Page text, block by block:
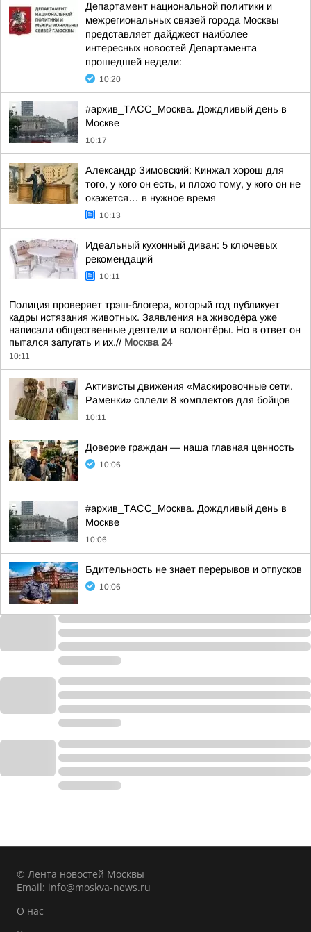
Департамент национальной политики и
межрегиональных связей города Москвы
представляет дайджест наиболее
интересных новостей Департамента
прошедшей недели:
10:20
#архив_ТАСС_Москва. Дождливый день в
Москве
10:17
Александр Зимовский: Кинжал хорош для
того, у кого он есть, и плохо тому, у кого он не
окажется… в нужное время
10:13
Идеальный кухонный диван: 5 ключевых
рекомендаций
10:11
Полиция проверяет трэш-блогера, который год публикует
кадры истязания животных. Заявления на живодёра уже
написали общественные деятели и волонтёры. Но в ответ он
пытался запугать и их.// Москва 24
10:11
Активисты движения «Маскировочные сети.
Раменки» сплели 8 комплектов для бойцов
10:11
Доверие граждан — наша главная ценность
10:06
#архив_ТАСС_Москва. Дождливый день в
Москве
10:06
Бдительность не знает перерывов и отпусков
10:06
© Лента новостей Москвы
Email: info@moskva-news.ru
О нас